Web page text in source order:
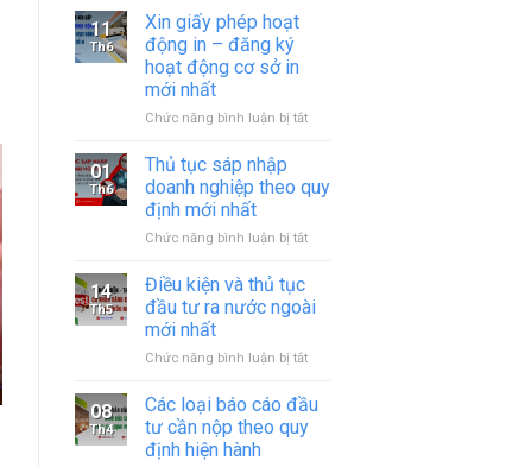
11
Th6
Xin giấy phép hoạt
động in – đăng ký
hoạt động cơ sở in
mới nhất
Chức năng bình luận bị tắtở
hoạt
in
ký
hoạt
cơ
in
mới
01
Th6
Thủ tục sáp nhập
doanh nghiệp theo quy
định mới nhất
Chức năng bình luận bị tắtở
sáp
nhập
nghiệp
quy
14
Th5
Điều kiện và thủ tục
đầu tư ra nước ngoài
mới nhất
Chức năng bình luận bị tắtở
kiện
08
Th4
Các loại báo cáo đầu
tư cần nộp theo quy
định hiện hành